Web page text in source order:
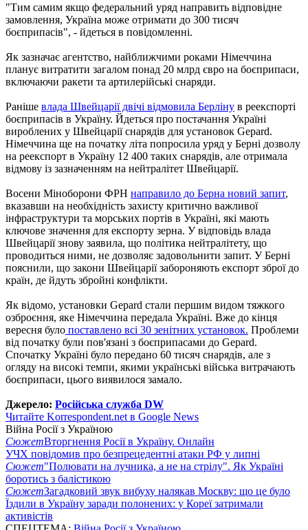
"Тим самим якщо федеральний уряд направить відповідне
замовлення, Україна може отримати до 300 тисяч
боєприпасів", - йдеться в повідомленні.
Як зазначає агентство, найближчими роками Німеччина
планує витратити загалом понад 20 млрд євро на боєприпаси,
включаючи ракети та артилерійські снаряди.
Раніше влада Швейцарії двічі відмовила Берліну в реекспорті
боєприпасів в Україну. Йдеться про постачання Україні
вироблених у Швейцарії снарядів для установок Gepard.
Німеччина ще на початку літа попросила уряд у Берні дозволу
на реекспорт в Україну 12 400 таких снарядів, але отримала
відмову із зазначенням на нейтралітет Швейцарії.
Восени Міноборони ФРН направило до Берна новий запит,
вказавши на необхідність захисту критично важливої
інфраструктури та морських портів в Україні, які мають
ключове значення для експорту зерна. У відповідь влада
Швейцарії знову заявила, що політика нейтралітету, що
проводиться ними, не дозволяє задовольнити запит. У Берні
пояснили, що закони Швейцарії забороняють експорт зброї до
країн, де йдуть збройні конфлікти.
Як відомо, установки Gepard стали першим видом тяжкого
озброєння, яке Німеччина передала Україні. Вже до кінця
вересня було поставлено всі 30 зенітних установок. Проблеми
від початку були пов'язані з боєприпасами до Gepard.
Спочатку Україні було передано 60 тисяч снарядів, але з
огляду на високі темпи, якими українські війська витрачають
боєприпаси, цього виявилося замало.
Джерело: Російська служба DW
Читайте Korrespondent.net в Google News
Війна Росії з Україною
СюжетВторгнення Росії в Україну. Онлайн
УЧХ повідомив про безпрецедентні атаки РФ у липні
Сюжет"Полювати на лучника, а не на стрілу". Як Україні
боротись з балістикою
СюжетЗагадковий звук вибуху налякав Москву: що це було
Їздили в Україну заради полонених: у Кореї затримали
активістів